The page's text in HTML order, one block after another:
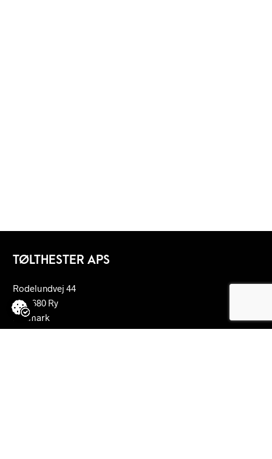
TØLTHESTER APS
Rodelundvej 44
DK-8680 Ry
Denmark